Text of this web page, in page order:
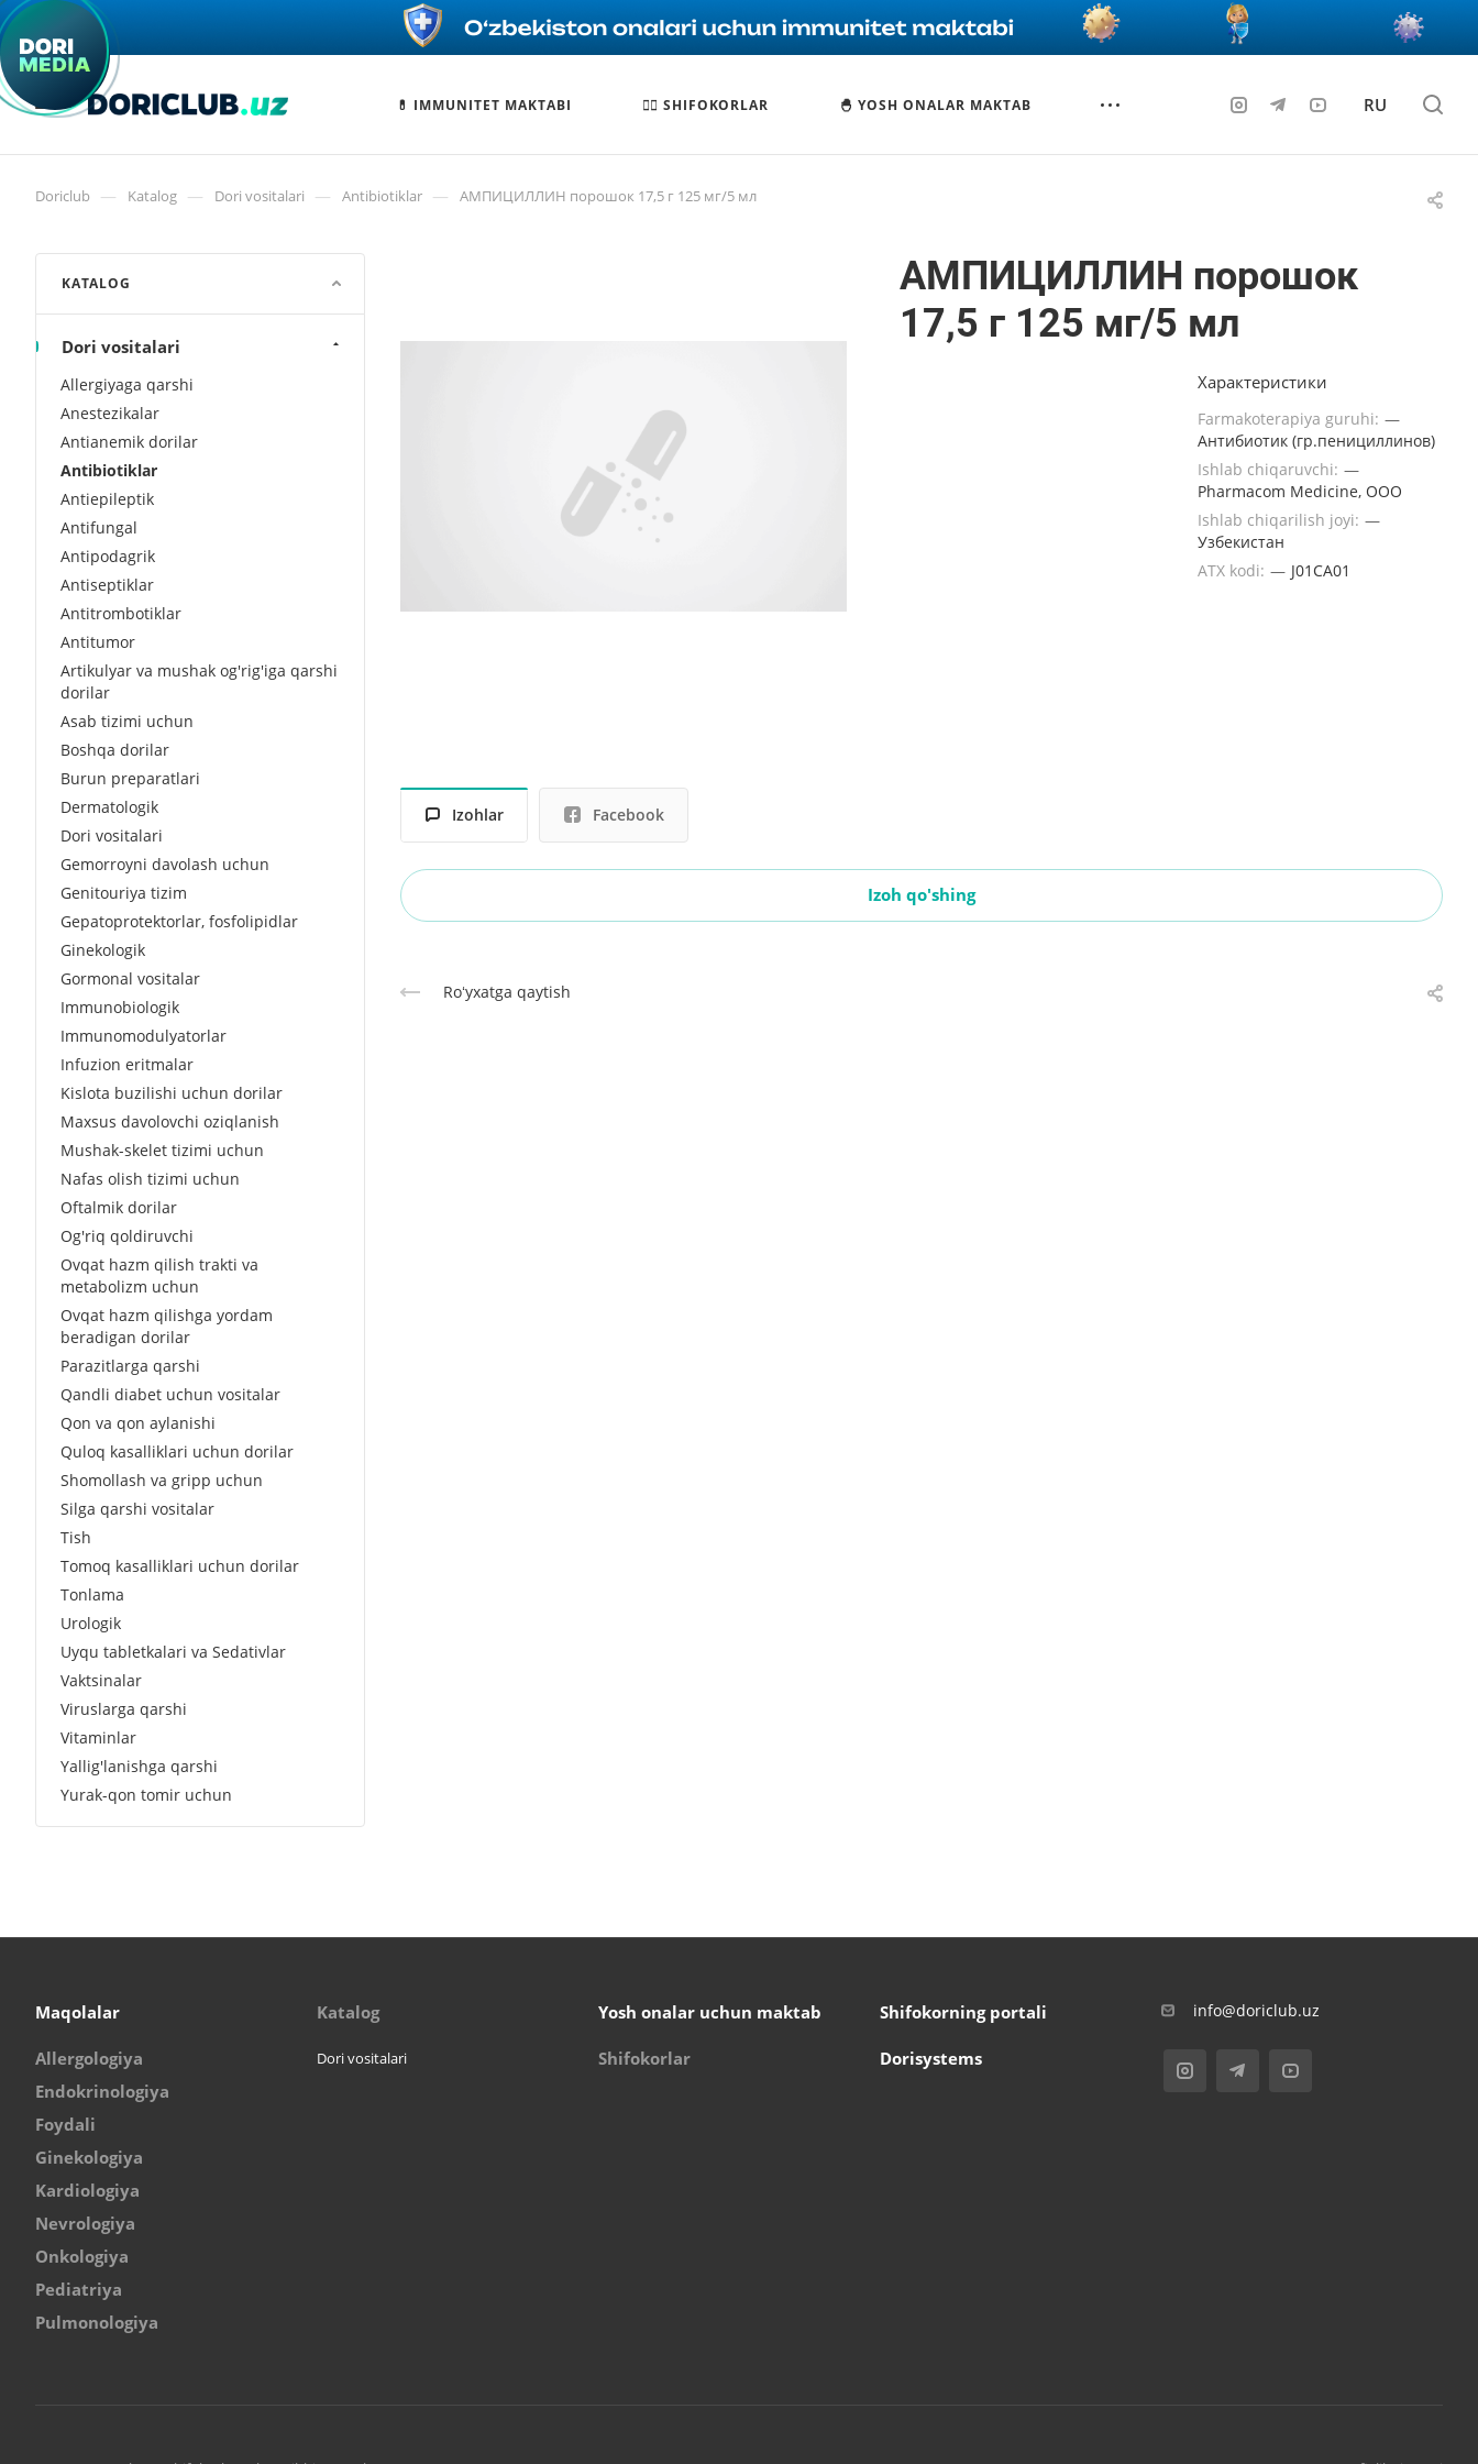
💊 IMMUNITET MAKTABI 🧑‍⚕️ SHIFOKORLAR 🐣 YOSH ONALAR MAKTAB RU
Doriclub — Katalog — Dori vositalari — Antibiotiklar — АМПИЦИЛЛИН порошок 17,5 г 125 мг/5 мл
АМПИЦИЛЛИН порошок
17,5 г 125 мг/5 мл
Характеристики
Farmakoterapiya guruhi: —
Антибиотик (гр.пенициллинов)
Ishlab chiqaruvchi: —
Pharmacom Medicine, ООО
Ishlab chiqarilish joyi: —
Узбекистан
ATX kodi: — J01CA01
Izohlar Facebook
Izoh qo'shing
Roʻyxatga qaytish
KATALOG
Dori vositalari
Allergiyaga qarshi
Anestezikalar
Antianemik dorilar
Antibiotiklar
Antiepileptik
Antifungal
Antipodagrik
Antiseptiklar
Antitrombotiklar
Antitumor
Artikulyar va mushak og'rig'iga qarshi
dorilar
Asab tizimi uchun
Boshqa dorilar
Burun preparatlari
Dermatologik
Dori vositalari
Gemorroyni davolash uchun
Genitouriya tizim
Gepatoprotektorlar, fosfolipidlar
Ginekologik
Gormonal vositalar
Immunobiologik
Immunomodulyatorlar
Infuzion eritmalar
Kislota buzilishi uchun dorilar
Maxsus davolovchi oziqlanish
Mushak-skelet tizimi uchun
Nafas olish tizimi uchun
Oftalmik dorilar
Og'riq qoldiruvchi
Ovqat hazm qilish trakti va
metabolizm uchun
Ovqat hazm qilishga yordam
beradigan dorilar
Parazitlarga qarshi
Qandli diabet uchun vositalar
Qon va qon aylanishi
Quloq kasalliklari uchun dorilar
Shomollash va gripp uchun
Silga qarshi vositalar
Tish
Tomoq kasalliklari uchun dorilar
Tonlama
Urologik
Uyqu tabletkalari va Sedativlar
Vaktsinalar
Viruslarga qarshi
Vitaminlar
Yallig'lanishga qarshi
Yurak-qon tomir uchun
Maqolalar
Allergologiya
Endokrinologiya
Foydali
Ginekologiya
Kardiologiya
Nevrologiya
Onkologiya
Pediatriya
Pulmonologiya
Katalog
Dori vositalari
Yosh onalar uchun maktab
Shifokorlar
Shifokorning portali
Dorisystems
info@doriclub.uz